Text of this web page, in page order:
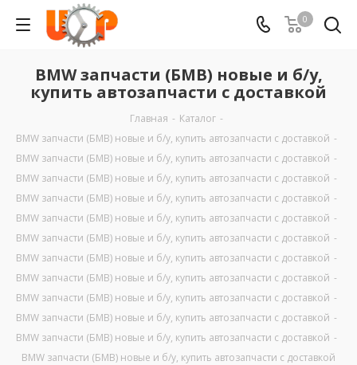
0
BMW запчасти (БМВ) новые и б/у,
купить автозапчасти с доставкой
Главная - Каталог -
BMW запчасти (БМВ) новые и б/у, купить автозапчасти с доставкой -
BMW запчасти (БМВ) новые и б/у, купить автозапчасти с доставкой -
BMW запчасти (БМВ) новые и б/у, купить автозапчасти с доставкой -
BMW запчасти (БМВ) новые и б/у, купить автозапчасти с доставкой -
BMW запчасти (БМВ) новые и б/у, купить автозапчасти с доставкой -
BMW запчасти (БМВ) новые и б/у, купить автозапчасти с доставкой -
BMW запчасти (БМВ) новые и б/у, купить автозапчасти с доставкой -
BMW запчасти (БМВ) новые и б/у, купить автозапчасти с доставкой -
BMW запчасти (БМВ) новые и б/у, купить автозапчасти с доставкой -
BMW запчасти (БМВ) новые и б/у, купить автозапчасти с доставкой -
BMW запчасти (БМВ) новые и б/у, купить автозапчасти с доставкой -
BMW запчасти (БМВ) новые и б/у, купить автозапчасти с доставкой